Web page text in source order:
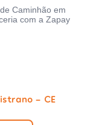
Caminhão em
com a Zapay
- CE